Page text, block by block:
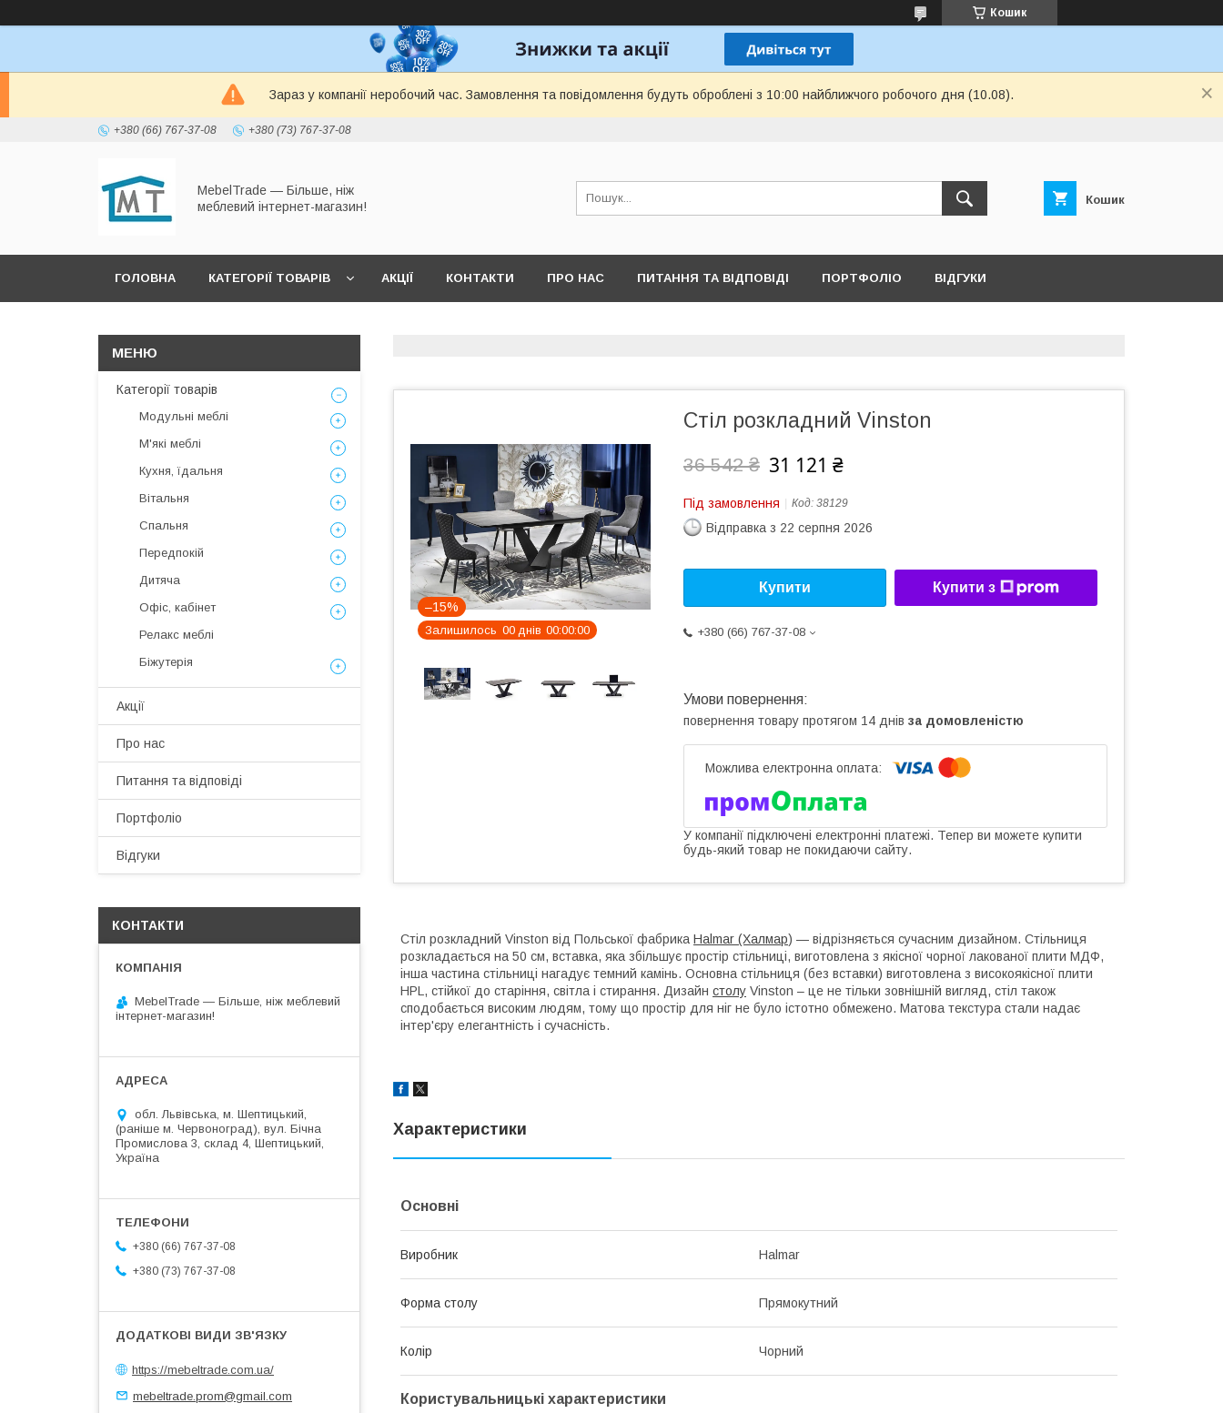
Кошик
Зараз у компанії неробочий час. Замовлення та повідомлення будуть оброблені з 10:00 найближчого робочого дня (10.08).
+380 (66) 767-37-08 +380 (73) 767-37-08
MebelTrade — Більше, ніж
меблевий інтернет-магазин!
Кошик
ГОЛОВНА КАТЕГОРІЇ ТОВАРІВ АКЦІЇ КОНТАКТИ ПРО НАС ПИТАННЯ ТА ВІДПОВІДІ ПОРТФОЛІО ВІДГУКИ
–15%
Залишилось 00 днів 00 00 00
Стіл розкладний Vinston
36 542 ₴ 31 121 ₴
Під замовлення Код: 38129
Відправка з 22 серпня 2026
Купити Купити з
+380 (66) 767-37-08
повернення товару протягом 14 днів за домовленістю
У компанії підключені електронні платежі. Тепер ви можете купити
будь-який товар не покидаючи сайту.
Стіл розкладний Vinston від Польської фабрика Halmar (Халмар) — відрізняється сучасним дизайном. Стільниця
розкладається на 50 см, вставка, яка збільшує простір стільниці, виготовлена з якісної чорної лакованої плити МДФ,
інша частина стільниці нагадує темний камінь. Основна стільниця (без вставки) виготовлена з високоякісної плити
HPL, стійкої до старіння, світла і стирання. Дизайн столу Vinston – це не тільки зовнішній вигляд, стіл також
сподобається високим людям, тому що простір для ніг не було істотно обмежено. Матова текстура стали надає
інтер'єру елегантність і сучасність.
Характеристики
Основні
Виробник Halmar
Форма столу Прямокутний
Колір Чорний
Користувальницькі характеристики
Категорії товарів
Модульні меблі
М'які меблі
Кухня, їдальня
Вітальня
Спальня
Передпокій
Дитяча
Офіс, кабінет
Релакс меблі
Біжутерія
Акції
Про нас
Питання та відповіді
Портфоліо
Відгуки
КОНТАКТИ
MebelTrade — Більше, ніж меблевий
інтернет-магазин!
обл. Львівська, м. Шептицький,
(раніше м. Червоноград), вул. Бічна
Промислова 3, склад 4, Шептицький,
Україна
+380 (66) 767-37-08
+380 (73) 767-37-08
https://mebeltrade.com.ua/
mebeltrade.prom@gmail.com